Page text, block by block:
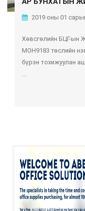
2019 оны 01
Хөвсгөлийн БЦГ-ын
МОН9183 төслийн
бүрэн тохижуулан
...